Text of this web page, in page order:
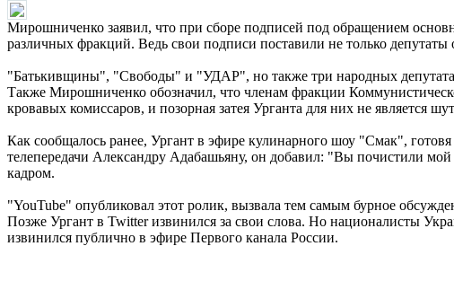
Мирошниченко заявил, что при сборе подписей под обращением
различных фракций. Ведь свои подписи поставили не только
"Батькивщины", "Свободы" и "УДАР", но также три народных
Также Мирошниченко обозначил, что членам фракции
кровавых комиссаров, и позорная затея Урганта для них не является
Как сообщалось ранее, Ургант в эфире кулинарного шоу "Смак",
телепередачи Александру Адабашьяну, он добавил: "Вы почистили
кадром.
"YouTube" опубликовал этот ролик, вызвала тем самым бурное
Позже Ургант в Twitter извинился за свои слова. Но националисты
извинился публично в эфире Первого канала России.